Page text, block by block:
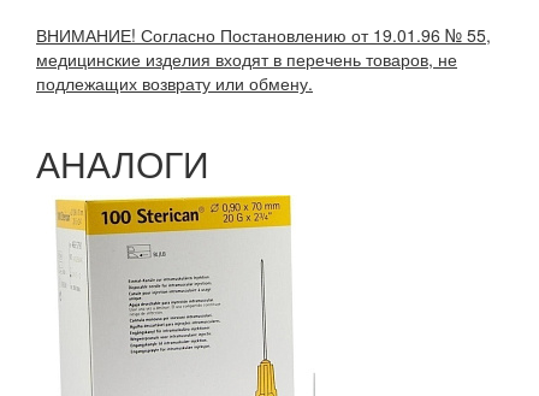
ВНИМАНИЕ! Согласно Постановлению от 19.01.96 № 55,
медицинские изделия входят в перечень товаров, не
подлежащих возврату или обмену.
АНАЛОГИ